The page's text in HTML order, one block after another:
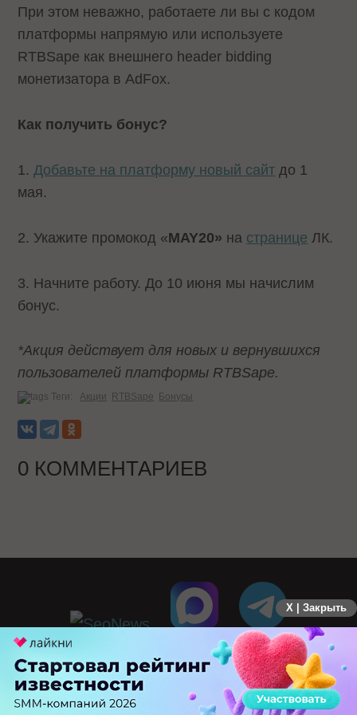
При этом неважно, работаете ли вы с кодом
платформы напрямую или используете
RTBSape как внешнего header bidding
монетизатора в AdFox.
Как получить бонус?
1. Добавьте на платформу новый сайт до 1
мая.
2. Укажите промокод «MAY20» на странице ЛК.
3. Начните работу. До 10 июня мы начислим
бонус.
*Акция действует для новых и вернувшихся
пользователей платформы RTBSape.
Теги: Акции RTBSape Бонусы
0 КОММЕНТАРИЕВ
X | Закрыть
ПЕРЕЙТИ НА ПОЛНУЮ ВЕРСИЮ
© SEOnews.ru Все права защищены. 2026